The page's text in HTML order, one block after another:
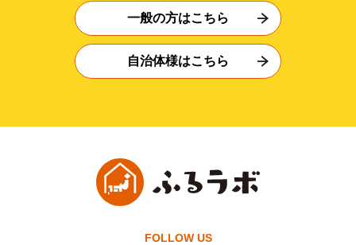
一般の方はこちら
自治体様はこちら
FOLLOW US